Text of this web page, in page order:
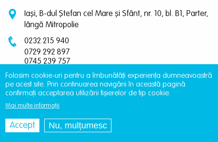
Iași, B-dul Ștefan cel Mare și Sfânt, nr. 10, bl. B1, Parter,
lângă Mitropolie
0232 215 940
0729 292 897
0745 239 757
0745 065 643
programari.policlinica@providentamedical.ro
Luni - Vineri 07:00 - 20:00
Folosim cookie-uri pentru a îmbunătăți experiența dumneavoastră
pe acest site. Prin continuarea navigării în această pagină
confirmați acceptarea utilizării fișierelor de tip cookie.
Mai multe informații
Accept Nu, mulțumesc